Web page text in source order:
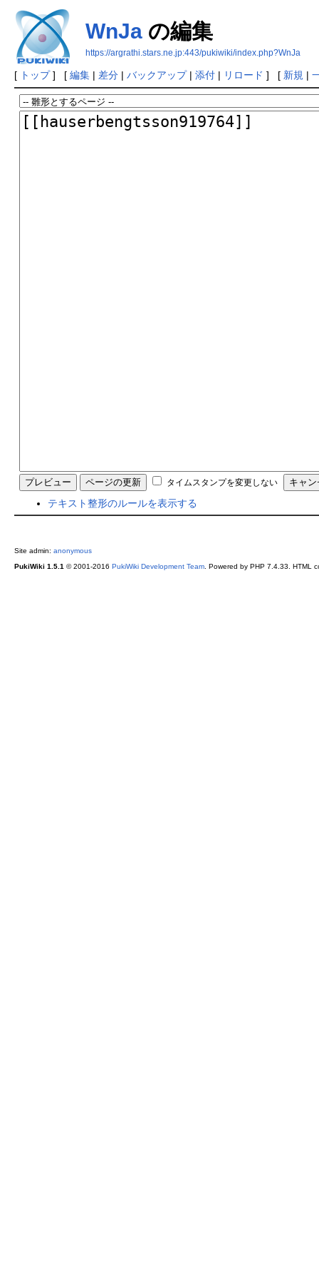
WnJaの編集
https://argrathi.stars.ne.jp:443/pukiwiki/index.php?WnJa
[ トップ] [ 編集| 差分| バックアップ| 添付| リロード ] [ 新規 |
タイムスタンプを変更しない
テキスト整形のルールを表示する
Site admin: anonymous
PukiWiki 1.5.1 © 2001-2016 PukiWiki Development Team. Powered by PHP 7.4.33. HTML